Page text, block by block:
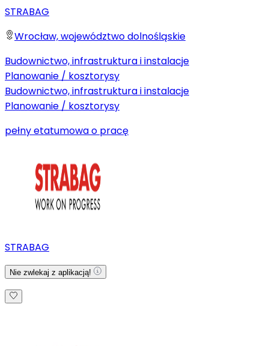
STRABAG
Wrocław, województwo dolnośląskie
Budownictwo, infrastruktura i instalacje
Planowanie / kosztorysy
Budownictwo, infrastruktura i instalacje
Planowanie / kosztorysy
pełny etatumowa o pracę
STRABAG
Nie zwlekaj z aplikacją!